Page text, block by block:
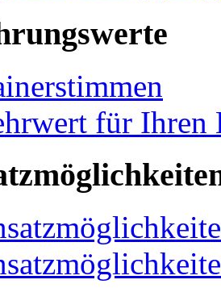
für Ihren